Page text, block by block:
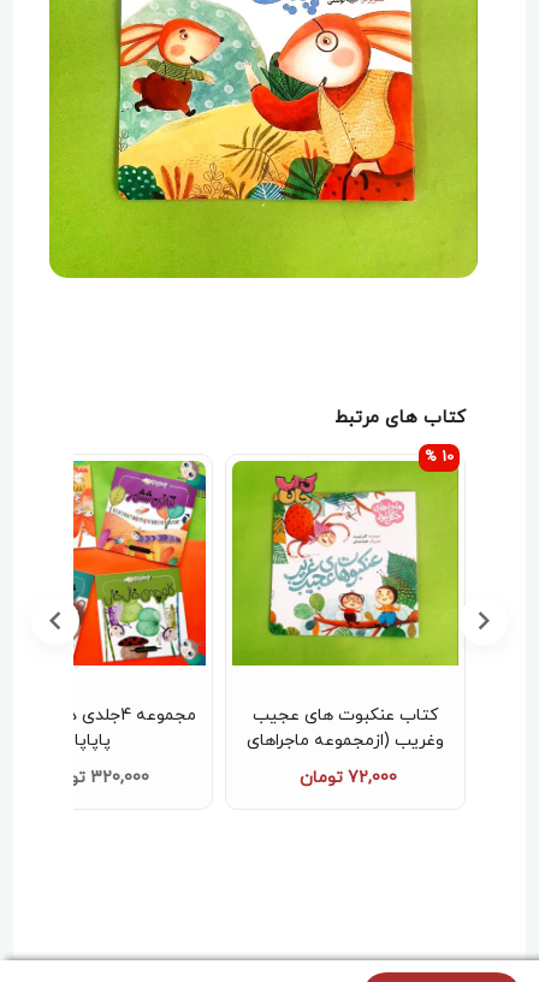
کتاب های مرتبط
کتاب عنکبوت های عجیب
وغریب (ازمجموعه ماجراهای
جنگل بلوط)
72,000 تومان
10 %
مجموعه 4جلدی داستان
پاپاپا
320,000 تومان